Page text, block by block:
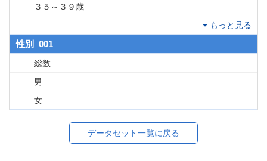
３５～３９歳
もっと見る
性別_001
総数
男
女
データセット一覧に戻る